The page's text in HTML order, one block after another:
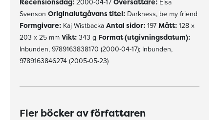
2000-04-17
Elsa
Svenson Originalutgåvans titel: Darkness, be my friend
Formgivare: Kaj Wistbacka Antal sidor: 197 Mått: 128 x
203 x 25 mm Vikt: 343 g Format (utgivningsdatum):
Inbunden, 9789163838170 (2000-04-17); Inbunden,
9789163846274 (2005-05-23)
Fler böcker av författaren